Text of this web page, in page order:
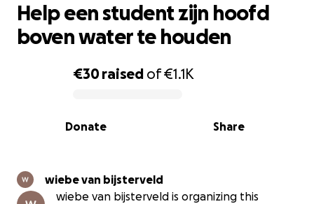
0% complete
€30raised of€1.1K
Share
Donate
Help een student zijn hoofd
boven water te houden
wiebe van bijsterveld
wiebe van bijsterveld is organizing this